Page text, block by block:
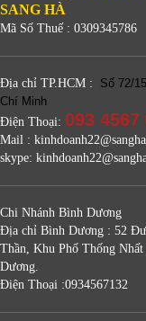
SANG HÀ
Mã Số Thuế : 0309345786
Địa chỉ TP.HCM :
Số 72/
Chí Minh
Điện Thoại: 093 4567
Mail :
skype:
Chi Nhánh Bình Dương
Địa chỉ Bình Dương : 52
Thần, Khu Phố Thống
Dương.
Điện Thoại :0934567132